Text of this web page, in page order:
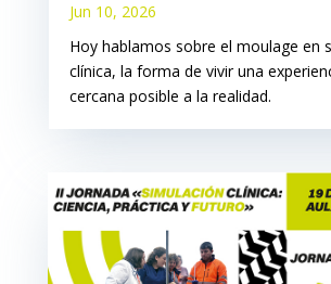
Jun 10, 2026
Hoy hablamos sobre el moulage en
clínica, la forma de vivir una
cercana posible a la realidad.